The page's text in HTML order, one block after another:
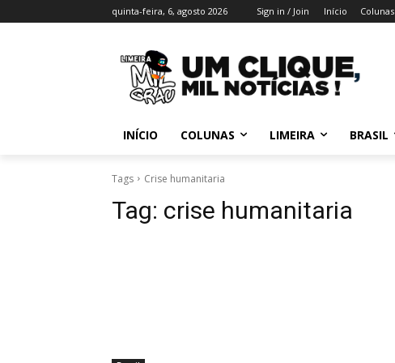
quinta-feira, 6, agosto 2026 Sign in / Join Início Colunas
INÍCIO COLUNAS LIMEIRA BRASIL
Tags Crise humanitaria
Tag: crise humanitaria